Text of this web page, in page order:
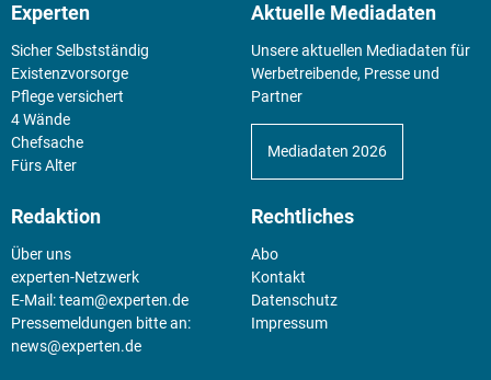
Experten
Sicher Selbstständig
Existenz­vorsorge
Pflege versichert
4 Wände
Chefsache
Fürs Alter
Aktuelle Mediadaten
Unsere aktuellen Mediadaten für
Werbetreibende, Presse und
Partner
Mediadaten 2026
Redaktion
Über uns
experten-Netzwerk
E-Mail:team@experten.de
Pressemeldungen bitte an:
news@experten.de
Rechtliches
Abo
Kontakt
Datenschutz
Impressum